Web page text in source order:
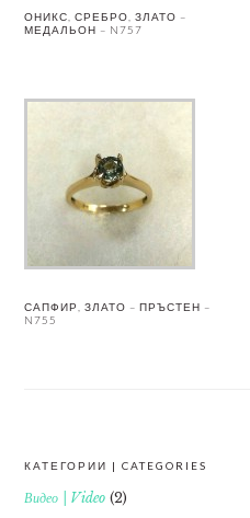
ОНИКС, СРЕБРО, ЗЛАТО –
МЕДАЛЬОН – N757
САПФИР, ЗЛАТО – ПРЪСТЕН –
N755
FOOTER
КАТЕГОРИИ | CATEGORIES
Видео | Video (2)